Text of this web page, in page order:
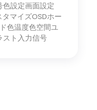
設定画面設定
マイズOSDホー
色温度色空間ユ
ト入力信号